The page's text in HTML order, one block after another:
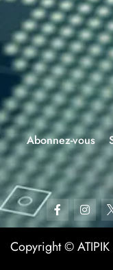
Abonnez-vous
Copyright ©